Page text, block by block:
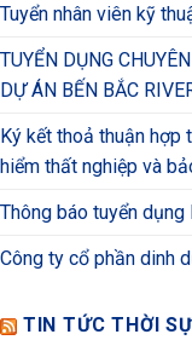
Tuyển nhân viên kỹ
TUYỂN DỤNG
DỰ ÁN BẾN BẮC
Ký kết thoả thuận hợp
hiểm thất nghiệp và
Thông báo tuyển dụng
Công ty cổ phần dinh
TIN TỨC THỜI